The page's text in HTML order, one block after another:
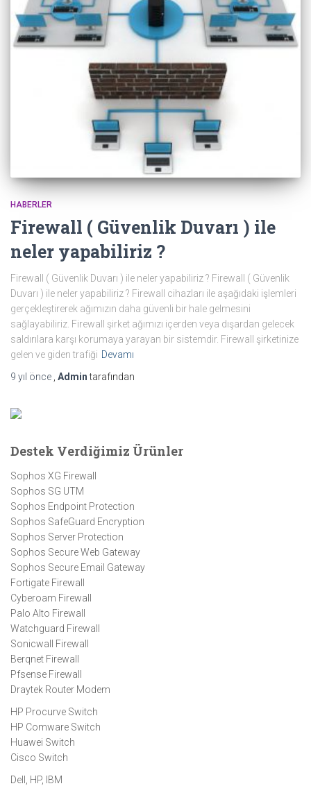
HABERLER
Firewall ( Güvenlik Duvarı ) ile
neler yapabiliriz ?
Firewall ( Güvenlik Duvarı ) ile neler yapabiliriz ? Firewall ( Güvenlik
Duvarı ) ile neler yapabiliriz ? Firewall cihazları ile aşağıdaki işlemleri
gerçekleştirerek ağımızın daha güvenli bir hale gelmesini
sağlayabiliriz. Firewall şirket ağımızı içerden veya dışardan gelecek
saldırılara karşı korumaya yarayan bir sistemdir. Firewall şirketinize
gelen ve giden trafiği Devamı
9 yıl önce Admintarafından
Destek Verdiğimiz Ürünler
Sophos XG Firewall
Sophos SG UTM
Sophos Endpoint Protection
Sophos SafeGuard Encryption
Sophos Server Protection
Sophos Secure Web Gateway
Sophos Secure Email Gateway
Fortigate Firewall
Cyberoam Firewall
Palo Alto Firewall
Watchguard Firewall
Sonicwall Firewall
Berqnet Firewall
Pfsense Firewall
Draytek Router Modem
HP Procurve Switch
HP Comware Switch
Huawei Switch
Cisco Switch
Dell, HP, IBM